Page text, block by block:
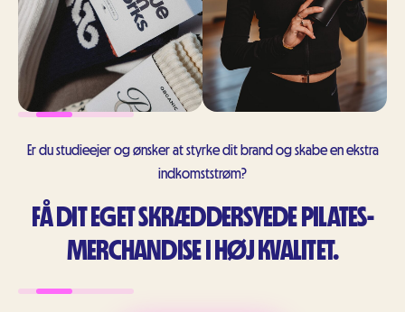
Er du studieejer og ønsker at styrke dit brand og skabe en ekstra
indkomststrøm?
FÅ DIT EGET SKRÆDDERSYEDE PILATES-
MERCHANDISE I HØJ KVALITET.